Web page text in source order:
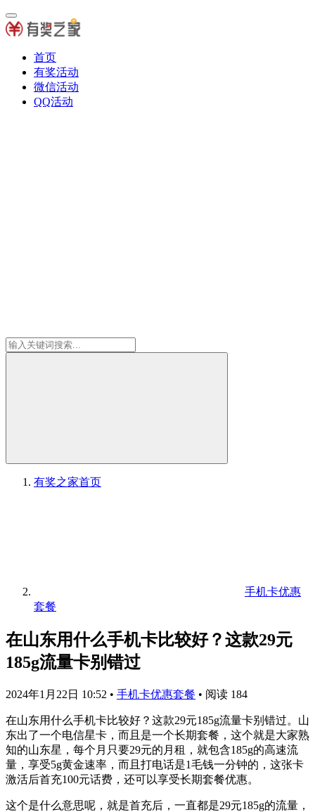
首页
有奖活动
微信活动
QQ活动
有奖之家首页
手机卡优惠
套餐
在山东用什么手机卡比较好？这款29元
185g流量卡别错过
2024年1月22日 10:52 • 手机卡优惠套餐 • 阅读 184
在山东用什么手机卡比较好？这款29元185g流量卡别错过。山
东出了一个电信星卡，而且是一个长期套餐，这个就是大家熟
知的山东星，每个月只要29元的月租，就包含185g的高速流
量，享受5g黄金速率，而且打电话是1毛钱一分钟的，这张卡
激活后首充100元话费，还可以享受长期套餐优惠。
这个是什么意思呢，就是首充后，一直都是29元185g的流量，